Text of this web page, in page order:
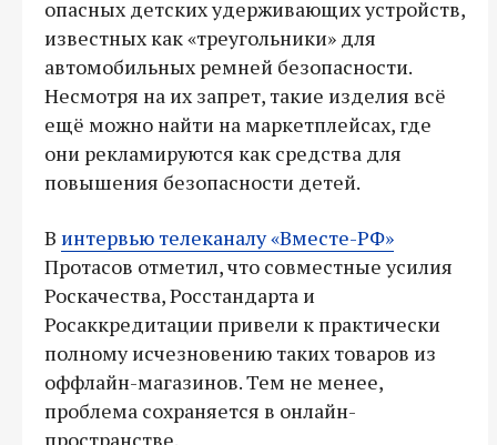
опасных детских удерживающих устройств,
известных как «треугольники» для
автомобильных ремней безопасности.
Несмотря на их запрет, такие изделия всё
ещё можно найти на маркетплейсах, где
они рекламируются как средства для
повышения безопасности детей.
В интервью телеканалу «Вместе-РФ»
Протасов отметил, что совместные усилия
Роскачества, Росстандарта и
Росаккредитации привели к практически
полному исчезновению таких товаров из
оффлайн-магазинов. Тем не менее,
проблема сохраняется в онлайн-
пространстве.